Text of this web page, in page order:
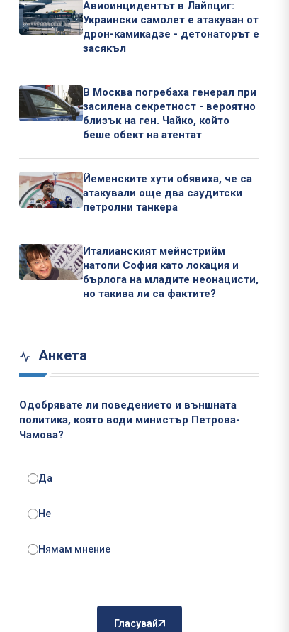
Авиоинцидентът в Лайпциг:
Украински самолет е атакуван от
дрон-камикадзе - детонаторът е
засякъл
В Москва погребаха генерал при
засилена секретност - вероятно
близък на ген. Чайко, който
беше обект на атентат
Йеменските хути обявиха, че са
атакували още два саудитски
петролни танкера
Италианският мейнстрийм
натопи София като локация и
бърлога на младите неонацисти,
но такива ли са фактите?
Анкета
Одобрявате ли поведението и външната
политика, която води министър Петрова-
Чамова?
Да
Не
Нямам мнение
Гласувай